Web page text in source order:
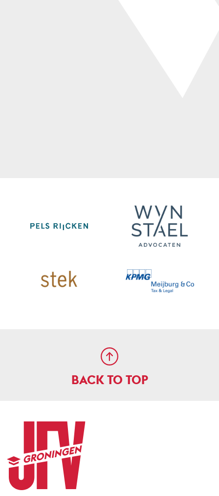
BACK TO TOP